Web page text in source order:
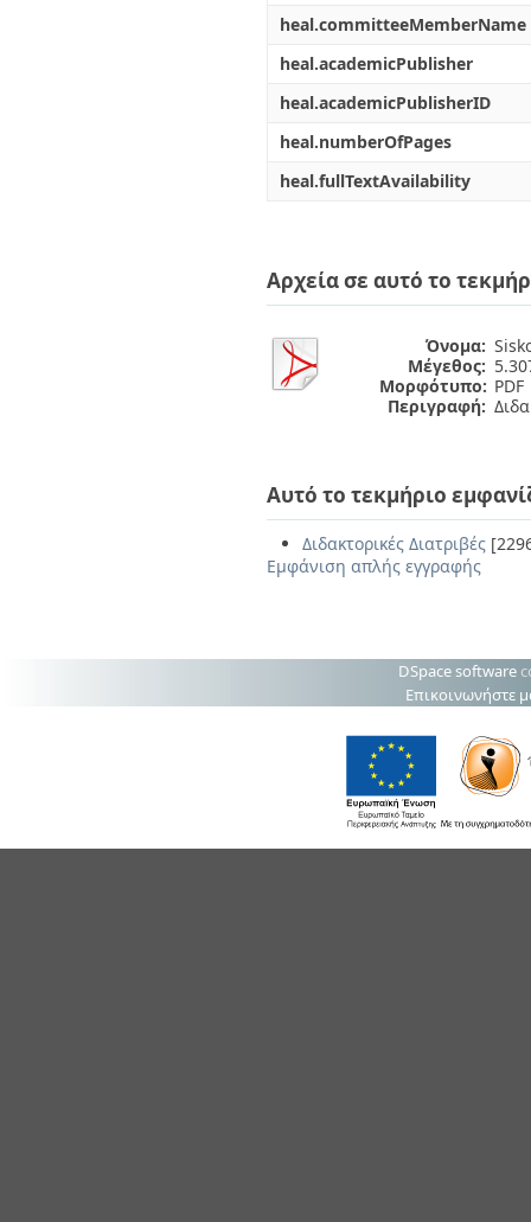
heal.committeeMemberName
heal.academicPublisher
heal.academicPublisherID
heal.numberOfPages
heal.fullTextAvailability
Αρχεία σε αυτό το
Όνομα:
Μέγεθος:
Μορφότυπο: PDF
Περιγραφή:
Αυτό το τεκμήριο
Διδακτορικές Διατριβές
Εμφάνιση απλής εγγραφής
DSpace software
Επικοινωνήστε